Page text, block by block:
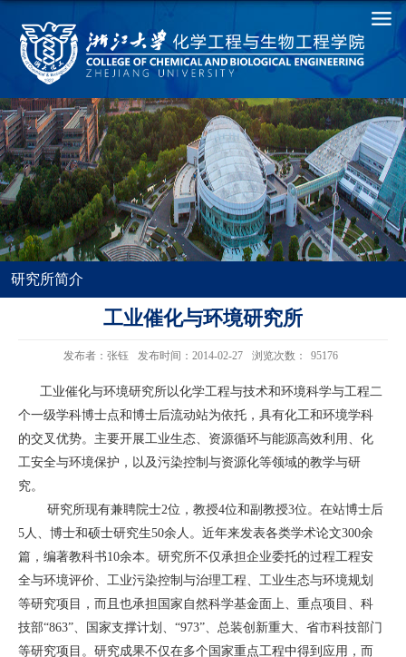
研究所简介
工业催化与环境研究所
发布者：张钰 发布时间：2014-02-27 浏览次数： 95176
工业催化与环境研究所以化学工程与技术和环境科学与工程二
个一级学科博士点和博士后流动站为依托，具有化工和环境学科
的交叉优势。主要开展工业生态、资源循环与能源高效利用、化
工安全与环境保护，以及污染控制与资源化等领域的教学与研
究。
研究所现有兼聘院士2位，教授4位和副教授3位。在站博士后
5人、博士和硕士研究生50余人。近年来发表各类学术论文300余
篇，编著教科书10余本。研究所不仅承担企业委托的过程工程安
全与环境评价、工业污染控制与治理工程、工业生态与环境规划
等研究项目，而且也承担国家自然科学基金面上、重点项目、科
技部“863”、国家支撑计划、“973”、总装创新重大、省市科技部门
等研究项目。研究成果不仅在多个国家重点工程中得到应用，而